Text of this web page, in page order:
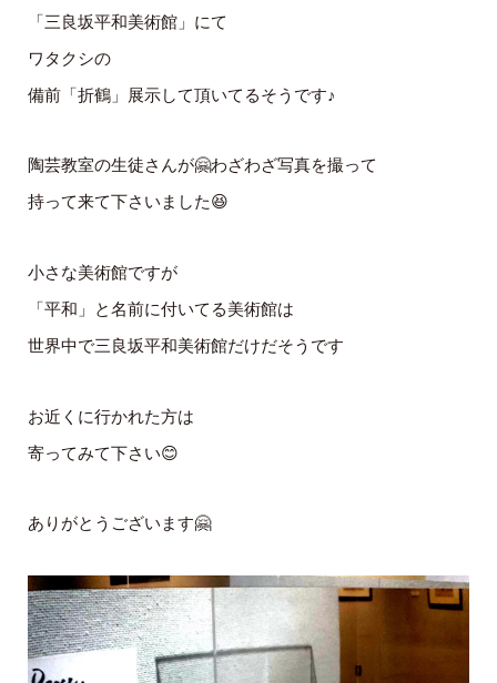
「三良坂平和美術館」にて
ワタクシの
備前「折鶴」展示して頂いてるそうです♪
陶芸教室の生徒さんが🤗わざわざ写真を撮って
持って来て下さいました😆
小さな美術館ですが
「平和」と名前に付いてる美術館は
世界中で三良坂平和美術館だけだそうです
お近くに行かれた方は
寄ってみて下さい😊
ありがとうございます🤗